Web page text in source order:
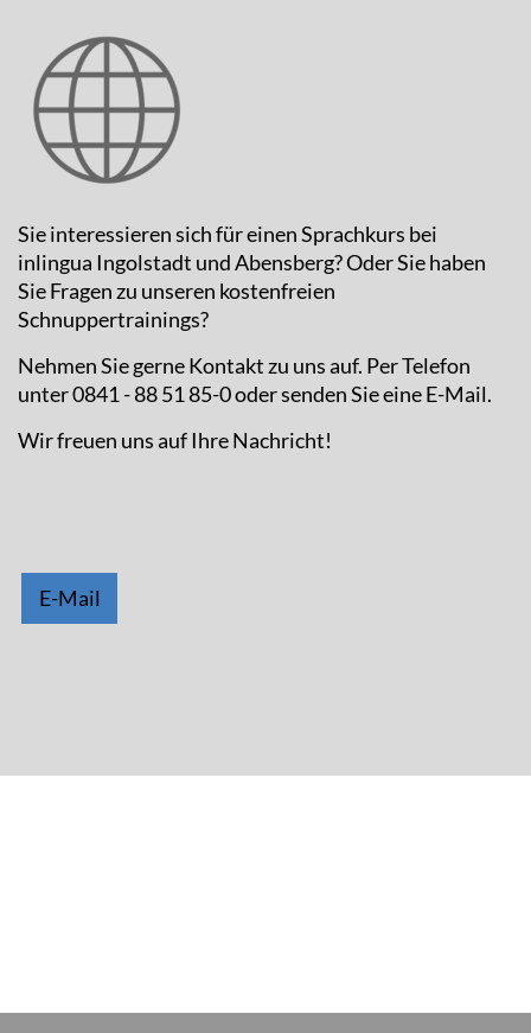
Sie interessieren sich für einen Sprachkurs bei
inlingua Ingolstadt und Abensberg? Oder Sie haben
Sie Fragen zu unseren kostenfreien
Schnuppertrainings?
Nehmen Sie gerne Kontakt zu uns auf. Per Telefon
unter 0841 - 88 51 85-0 oder senden Sie eine E-Mail.
Wir freuen uns auf Ihre Nachricht!
E-Mail